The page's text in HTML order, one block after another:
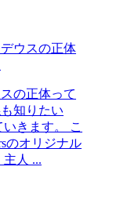
ウスの正体
の正体って
知りたい
きます。 こ
のオリジナル
人 ...